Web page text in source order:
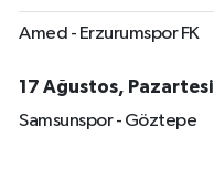
Amed - Erzurumspor FK
17 Ağustos, Pazartesi
Samsunspor - Göztepe